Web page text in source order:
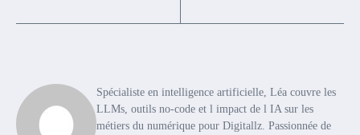
Spécialiste en intelligence artificielle, Léa couvre les
LLMs, outils no-code et l impact de l IA sur les
métiers du numérique pour Digitallz. Passionnée de